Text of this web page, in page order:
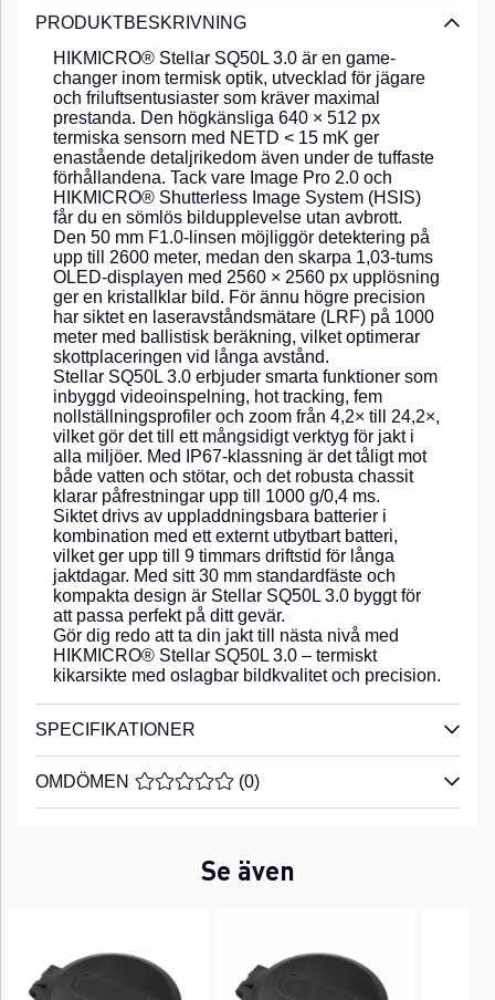
PRODUKTBESKRIVNING
HIKMICRO® Stellar SQ50L 3.0 är en game-
changer inom termisk optik, utvecklad för jägare
och friluftsentusiaster som kräver maximal
prestanda. Den högkänsliga 640 × 512 px
termiska sensorn med NETD < 15 mK ger
enastående detaljrikedom även under de tuffaste
förhållandena. Tack vare Image Pro 2.0 och
HIKMICRO® Shutterless Image System (HSIS)
får du en sömlös bildupplevelse utan avbrott.
Den 50 mm F1.0-linsen möjliggör detektering på
upp till 2600 meter, medan den skarpa 1,03-tums
OLED-displayen med 2560 × 2560 px upplösning
ger en kristallklar bild. För ännu högre precision
har siktet en laseravståndsmätare (LRF) på 1000
meter med ballistisk beräkning, vilket optimerar
skottplaceringen vid långa avstånd.
Stellar SQ50L 3.0 erbjuder smarta funktioner som
inbyggd videoinspelning, hot tracking, fem
nollställningsprofiler och zoom från 4,2× till 24,2×,
vilket gör det till ett mångsidigt verktyg för jakt i
alla miljöer. Med IP67-klassning är det tåligt mot
både vatten och stötar, och det robusta chassit
klarar påfrestningar upp till 1000 g/0,4 ms.
Siktet drivs av uppladdningsbara batterier i
kombination med ett externt utbytbart batteri,
vilket ger upp till 9 timmars driftstid för långa
jaktdagar. Med sitt 30 mm standardfäste och
kompakta design är Stellar SQ50L 3.0 byggt för
att passa perfekt på ditt gevär.
Gör dig redo att ta din jakt till nästa nivå med
HIKMICRO® Stellar SQ50L 3.0 – termiskt
kikarsikte med oslagbar bildkvalitet och precision.
SPECIFIKATIONER
OMDÖMEN MEDELBETYG 0 AV 5 ANTAL BETYG 0
(0)
Se även